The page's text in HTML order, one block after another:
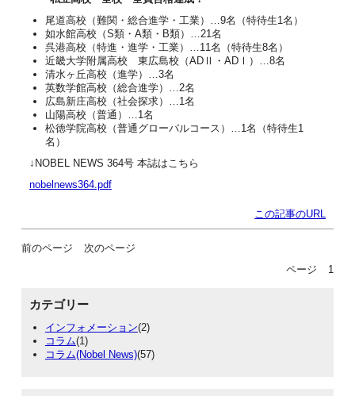
尾道高校（難関・総合進学・工業）…9名（特待生1名）
如水館高校（S類・A類・B類）…21名
呉港高校（特進・進学・工業）…11名（特待生8名）
近畿大学附属高校 東広島校（ADⅡ・ADⅠ）…8名
清水ヶ丘高校（進学）…3名
英数学館高校（総合進学）…2名
広島新庄高校（社会探求）…1名
山陽高校（普通）…1名
松徳学院高校（普通グローバルコース）…1名（特待生1
名）
↓NOBEL NEWS 364号 本誌はこちら
nobelnews364.pdf
この記事のURL
前のページ
次のページ
ページ
1
カテゴリー
インフォメーション(2)
コラム(1)
コラム(Nobel News)(57)